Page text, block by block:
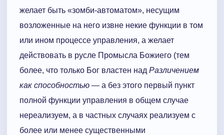
желает быть «зомби-автоматом», несущим
возложенные на него извне некие функции в том
или ином процессе управления, а желает
действовать в русле Промысла Божиего (тем
более, что только Бог властен над Различением
как способностью — а без этого первый пункт
полной функции управления в общем случае
нереализуем, а в частных случаях реализуем с
более или менее существенными